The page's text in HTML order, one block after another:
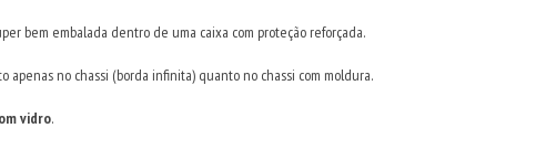
bem embalada dentro de uma caixa com proteção reforçada.
apenas no chassi (borda infinita) quanto no chassi com moldura.
vidro.